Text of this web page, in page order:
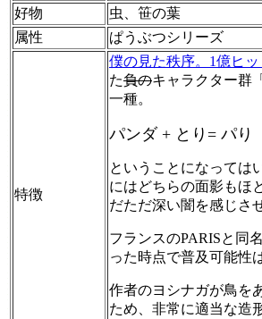
好物
虫、笹の葉
属性
ぱうぶつシリーズ
特徴
僕の見た秩序。1億ヒ
た負のキャラクター群
一種。
パンダ + とり= パり
ということになっては
にはどちらの面影もほ
だただ深い闇を感じさ
フランスのPARISと同
った時点で普及可能性
作者のヨシナガが鳥を
ため、非常に適当な造